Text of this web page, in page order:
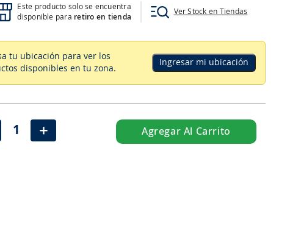
Este producto solo se encuentra
disponible para retiro en tienda
Ver Stock en Tiendas
tu ubicación para ver los
disponibles en tu zona.
Ingresar mi ubicación
＋ Agregar Al Carrito